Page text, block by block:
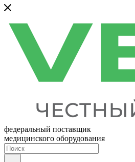
федеральный поставщик
медицинского оборудования